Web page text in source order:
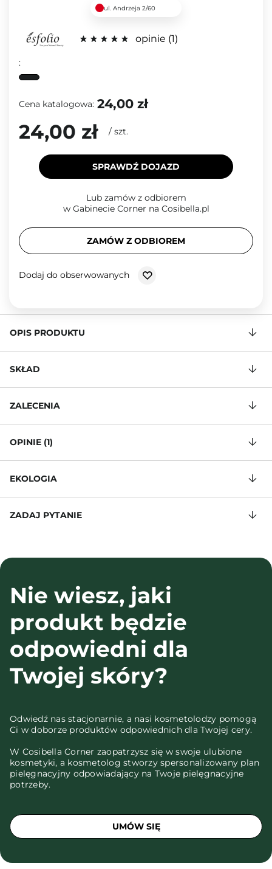
ul. Andrzeja 2/60
opinie 1
:
Cena katalogowa: 24,00 zł
24,00 zł / szt.
SPRAWDŹ DOJAZD
Lub zamów z odbiorem
w Gabinecie Corner na Cosibella.pl
ZAMÓW Z ODBIOREM
Dodaj do obserwowanych
OPIS PRODUKTU
SKŁAD
ZALECENIA
OPINIE (1)
EKOLOGIA
ZADAJ PYTANIE
Nie wiesz, jaki
produkt będzie
odpowiedni dla
Twojej skóry?
Odwiedź nas stacjonarnie, a nasi kosmetolodzy pomogą
Ci w doborze produktów odpowiednich dla Twojej cery.
W Cosibella Corner zaopatrzysz się w swoje ulubione
kosmetyki, a kosmetolog stworzy spersonalizowany plan
pielęgnacyjny odpowiadający na Twoje pielęgnacyjne
potrzeby.
UMÓW SIĘ